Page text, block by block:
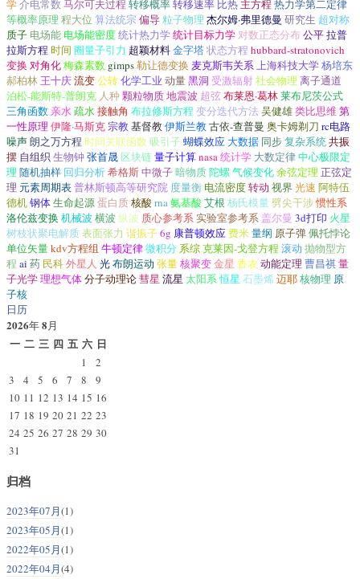
学介电常数 马尔可夫过程 转移概率转移速率 比热 主方程 热力学第二定律
等概率原理 程大位 算法统宗 偏导 粒子物理 杰尔姆·弗里德曼 研究生 超对称
质子 电场能 电场能密度统计热力学统计目标力学对数正态分布 公平拉普
拉斯方程 时间 圈量子引力 超颖材料金字塔状态方程 hubbard-stratonovich
变换 对角化梅森素数 gimps勒让德变换 麦克斯韦关系上海科技大学杨培东
郝柏林 王十庆流变公转化学工业 动量黑洞 受激辐射社会物理 离子通道
泊松-能斯特-普朗克 人种颗粒物质地震波 超弦布莱恩·葛林莱布尼茨公式
三角函数 亲水疏水接触角 布拉修斯方程 变分迭代方法吴健雄类比思维 第
一性原理 伊隆·马斯克宗教基督教伊斯兰教古依-查普曼 奥卡姆剃刀 rc电路
噪声朗之万方程 时间关联函数 吸引子 蝴蝶效应 大数据 同步复杂系统共振
摆 自组织 生物钟张首晟 区块链 量子计算nasa统计学 大数定律中心极限定
理 随机抽样 回归分析希格斯中微子暗物质陀螺 气候变化余弦定理 正弦定
理 元素周期表普林斯顿高等研究院 度量衡 电流密度转动 视界 光速 阿特伍
德机钢体生命起源蛋白质核酸 rna氨基酸 艾根 杨氏模量劈尖干涉惯性系
洛伦兹变换 机械波 横波 纵波 质心参考系实验室参考系盖尔曼 3d打印 火星
树枝状聚电解质表面张力 谐振子6g 康普顿效应 费米量纲 原子弹佩托悖论
单位矢量kdv方程组 牛顿定律微积分 系综克莱因-戈登方程 滚动 抛物型方
程 ai 药 民科外星人 光布朗运动 张量核聚变金星 香农 动能定理 曹昌祺量
子光学理想气体分子动理论彗星 流星 太阳系恒星 石墨烯迈耶核物理 原
子核
日历
2026年8月
一 二 三 四 五 六 日
1
2
3
4 5 6 7 8
9
10 11 12 13 14 15 16
17 18 19 20 21 22 23
24 25 26 27 28 29 30
31
归档
2023年07月(1)
2023年05月(1)
2022年05月(1)
2022年04月(4)